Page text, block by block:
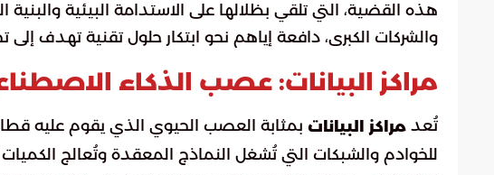
هذه القضية، التي تلقي بظلالها على الاستدامة البيئية والبنية
والشركات الكبرى، دافعة إياهم نحو ابتكار حلول تقنية تهدف
مراكز البيانات: عصب الذكاء
تُعد مراكز البيانات بمثابة العصب الحيوي الذي يقوم عليه
للخوادم والشبكات التي تُشغل النماذج المعقدة وتُعالج الكميات